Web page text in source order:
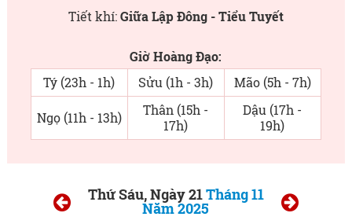
Tiết khí:Giữa Lập Đông - Tiểu Tuyết
Giờ Hoàng Đạo:
Tý (23h - 1h)
Sửu (1h - 3h) Mão (5h - 7h)
Ngọ (11h - 13h)
Thân (15h -
17h)
Dậu (17h -
19h)
Thứ Sáu, Ngày 21Tháng 11
Năm 2025